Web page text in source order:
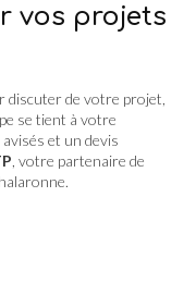
vos projets
discuter de votre projet,
se tient à votre
et un devis
, votre partenaire de